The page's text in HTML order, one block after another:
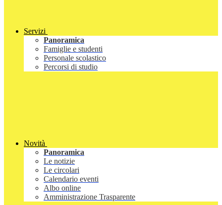
Servizi
Panoramica
Famiglie e studenti
Personale scolastico
Percorsi di studio
Novità
Panoramica
Le notizie
Le circolari
Calendario eventi
Albo online
Amministrazione Trasparente